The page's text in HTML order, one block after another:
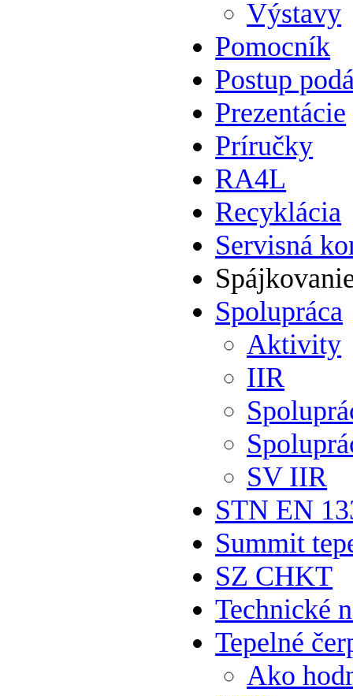
Výstavy
Pomocník
Postup
Prezentácie
Príručky
RA4L
Recyklácia
Servisná
Spolupráca
Aktivity
IIR
SV IIR
STN EN
Summit
SZ CHKT
Technické
Tepelné
Ako